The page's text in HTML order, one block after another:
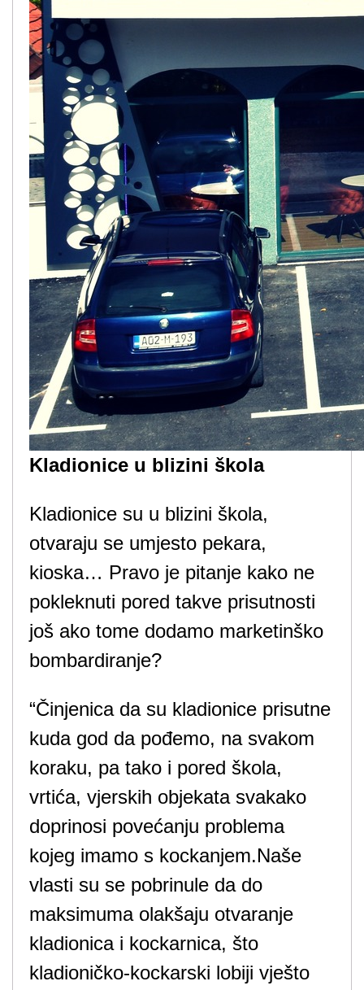
Kladionice u blizini škola
Kladionice su u blizini škola,
otvaraju se umjesto pekara,
kioska… Pravo je pitanje kako ne
pokleknuti pored takve prisutnosti
još ako tome dodamo marketinško
bombardiranje?
“Činjenica da su kladionice prisutne
kuda god da pođemo, na svakom
koraku, pa tako i pored škola,
vrtića, vjerskih objekata svakako
doprinosi povećanju problema
kojeg imamo s kockanjem.Naše
vlasti su se pobrinule da do
maksimuma olakšaju otvaranje
kladionica i kockarnica, što
kladioničko-kockarski lobiji vješto